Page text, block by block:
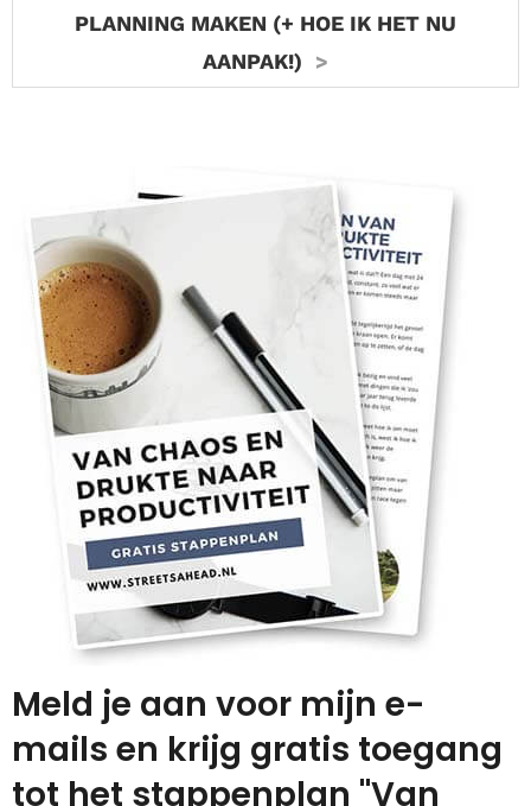
PLANNING MAKEN (+ HOE IK HET NU
AANPAK!)
Meld je aan voor mijn e-
mails en krijg gratis toegang
tot het stappenplan "Van